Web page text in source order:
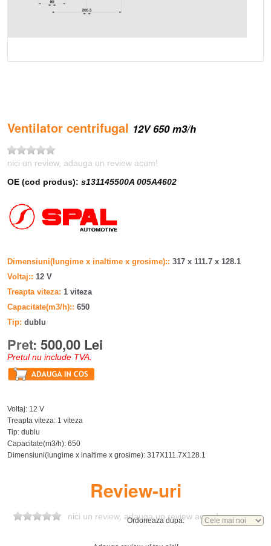
Ventilator centrifugal 12V 650 m3/h
nici un review, adauga un review acum!
OE (cod produs): s131145500A 005A4602
Dimensiuni(lungime x inaltime x grosime): 317 x 111.7 x 128.1
Voltaj: 12 V
Treapta viteza 1 viteza
Capacitate(m3/h): 650
Tip dublu
Pret: 500,00 Lei
Pretul nu include TVA.
Voltaj: 12 V
Treapta viteza: 1 viteza
Tip: dublu
Capacitate(m3/h): 650
Dimensiuni(lungime x inaltime x grosime): 317X111.7X128.1
Review-uri
nici un review, adauga un review acum!
Ordoneaza dupa: